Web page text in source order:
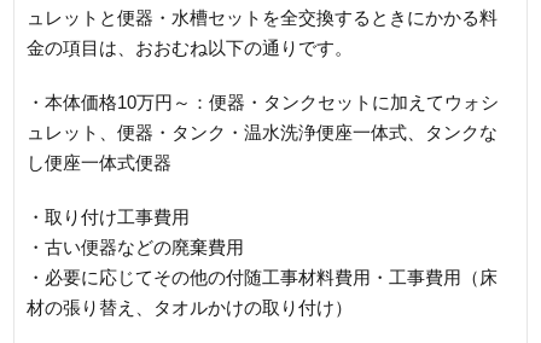
ュレットと便器・水槽セットを全交換するときにかかる料
金の項目は、おおむね以下の通りです。
・本体価格10万円～：便器・タンクセットに加えてウォシ
ュレット、便器・タンク・温水洗浄便座一体式、タンクな
し便座一体式便器
・取り付け工事費用
・古い便器などの廃棄費用
・必要に応じてその他の付随工事材料費用・工事費用（床
材の張り替え、タオルかけの取り付け）